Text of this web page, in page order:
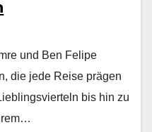
und Ben Felipe
die jede Reise prägen
bis hin zu